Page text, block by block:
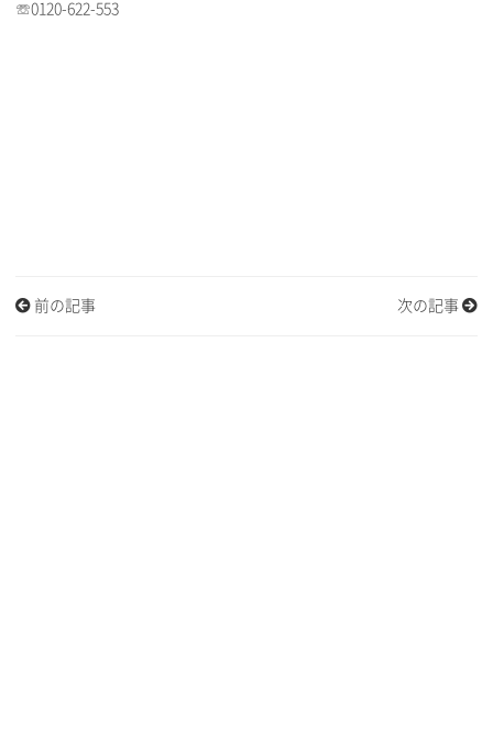
☏0120-622-553
前の記事 次の記事